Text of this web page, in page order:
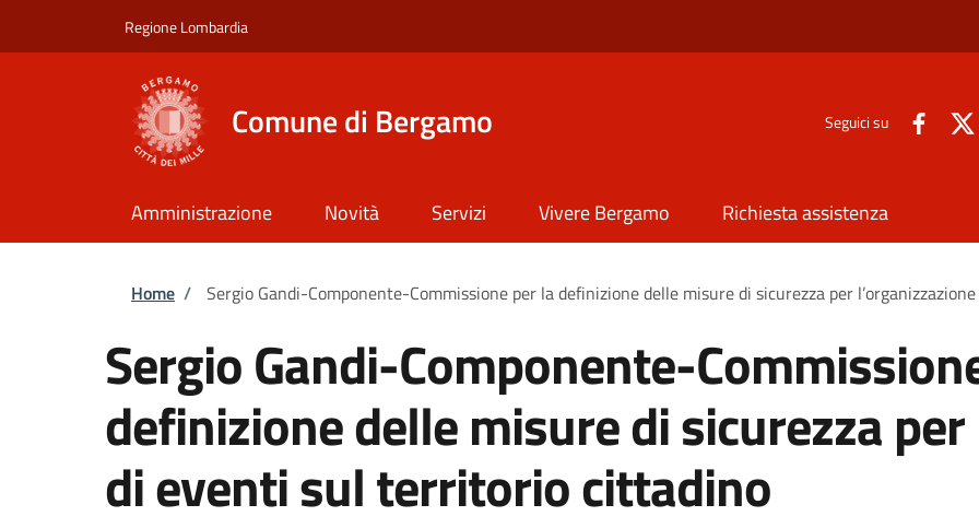
Regione Lombardia
Comune di Bergamo Seguici su
Amministrazione Novità Servizi Vivere Bergamo Richiesta assistenza
Briciole di pane
Home / Sergio Gandi-Componente-Commissione per la definizione delle misure di sicurezza per
Sergio Gandi-Componente-
definizione delle misure di sicurezza
di eventi sul territorio cittadino